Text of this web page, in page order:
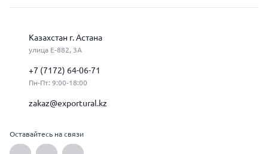
Казахстан г. Астана
улица Е-882, 3А
+7 (7172) 64-06-71
Пн-Пт: 9:00-18:00
zakaz@exportural.kz
Оставайтесь на связи